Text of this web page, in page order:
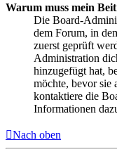
Warum muss mein
Die Board-
dem Forum, in
zuerst geprüft
Administration
hinzugefügt hat,
möchte, bevor sie
kontaktiere die
Informationen
Nach oben